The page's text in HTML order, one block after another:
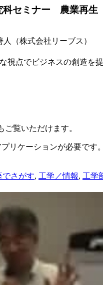
科セミナー 農業再生
（株式会社リーブス）
視点でビジネスの創造を提
ご覧いただけます。
リケーションが必要です。
でさがす, 工学／情報, 工学